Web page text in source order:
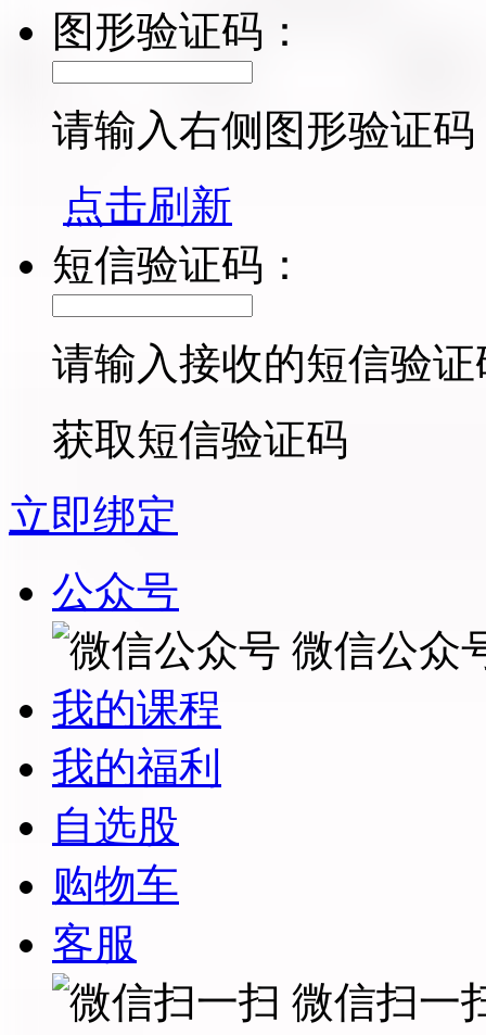
图形验证码：
请输入右侧图形验证码
点击刷新
短信验证码：
请输入接收的短信验证
获取短信验证码
立即绑定
公众号
微信公众
我的课程
我的福利
自选股
购物车
客服
微信扫一